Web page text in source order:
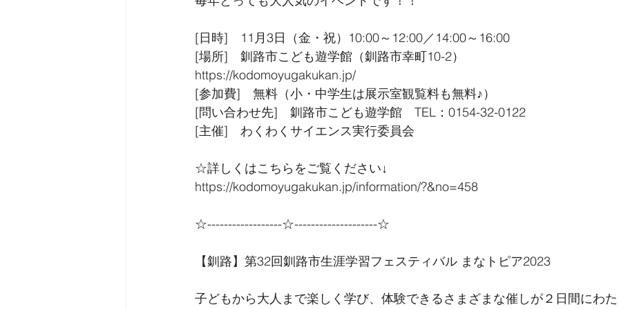
[日時]　11月3日（金・祝）10:00～12:00／14:00～16:00
[場所]　釧路市こども遊学館（釧路市幸町10-2）
https://kodomoyugakukan.jp/
[参加費]　無料（小・中学生は展示室観覧料も無料♪）
[問い合わせ先]　釧路市こども遊学館　TEL：0154-32-0122
[主催]　わくわくサイエンス実行委員会
☆詳しくはこちらをご覧ください↓
https://kodomoyugakukan.jp/information/?&no=458
☆------------------☆--------------------☆
【釧路】第32回釧路市生涯学習フェスティバル まなトピア2023
子どもから大人まで楽しく学び、体験できるさまざまな催しが２日間にわ